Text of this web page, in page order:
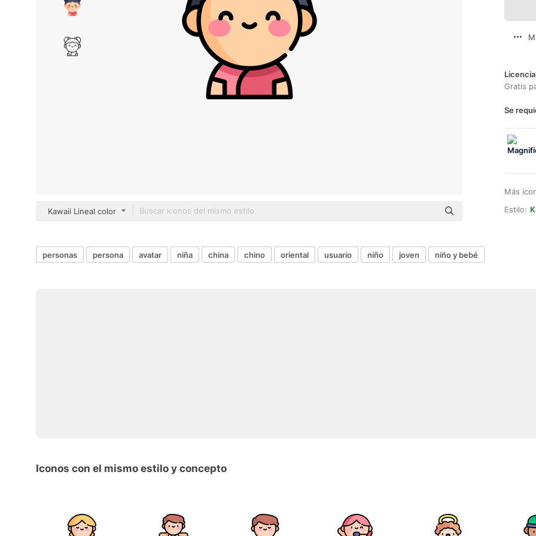
Kawaii Lineal color
Gratis
Se
Más
Estilo:
personas persona avatar niña china chino oriental usuario niño joven niño y bebé
Iconos con el mismo estilo y concepto